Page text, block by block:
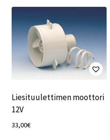
Liesituulettimen moottori
12V
33,00€